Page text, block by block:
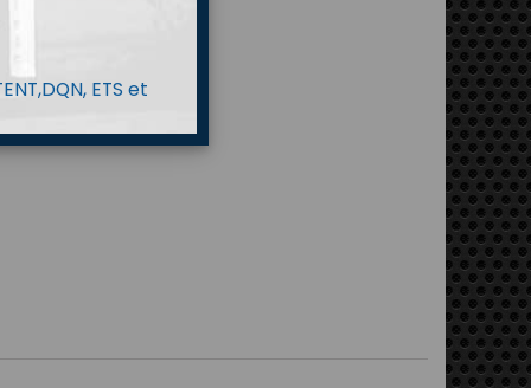
ETS et